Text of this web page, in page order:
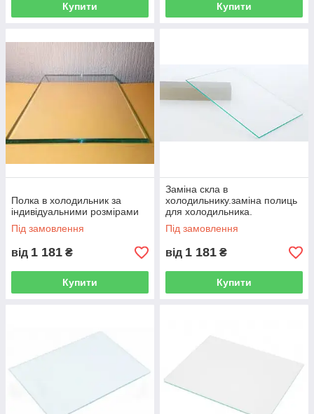
Купити Купити
Полка в холодильник за
індивідуальними розмірами
Під замовлення
від 1 181 ₴
Купити
Заміна скла в
холодильнику.заміна полиць
для холодильника.
Під замовлення
від 1 181 ₴
Купити